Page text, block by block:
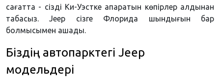
сағатта - сізді Ки-Уэстке апаратын көпірлер алдынан
табасыз. Jeep сізге Флорида шындығын бар
болмысымен ашады.
Біздің автопарктегі Jeep
модельдері